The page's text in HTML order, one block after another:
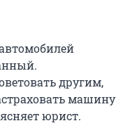
другим,
машину
юрист.